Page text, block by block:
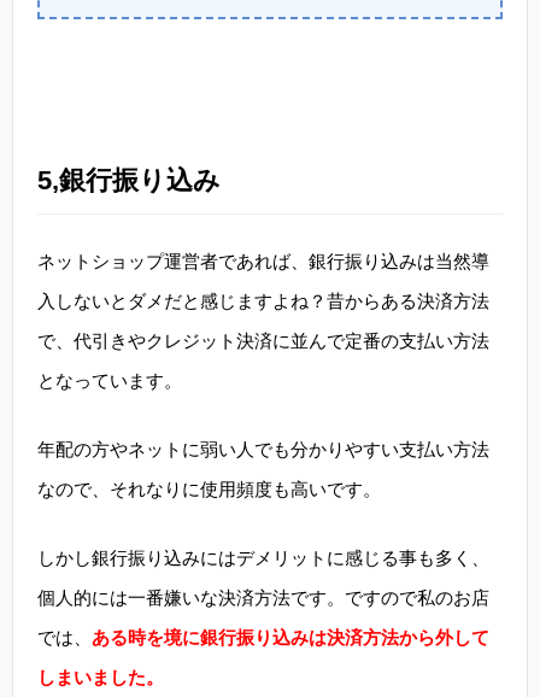
5,銀行振り込み
ネットショップ運営者であれば、銀行振り込みは当然導
入しないとダメだと感じますよね？昔からある決済方法
で、代引きやクレジット決済に並んで定番の支払い方法
となっています。
年配の方やネットに弱い人でも分かりやすい支払い方法
なので、それなりに使用頻度も高いです。
しかし銀行振り込みにはデメリットに感じる事も多く、
個人的には一番嫌いな決済方法です。ですので私のお店
では、 ある時を境に銀行振り込みは決済方法から外して
しまいました。